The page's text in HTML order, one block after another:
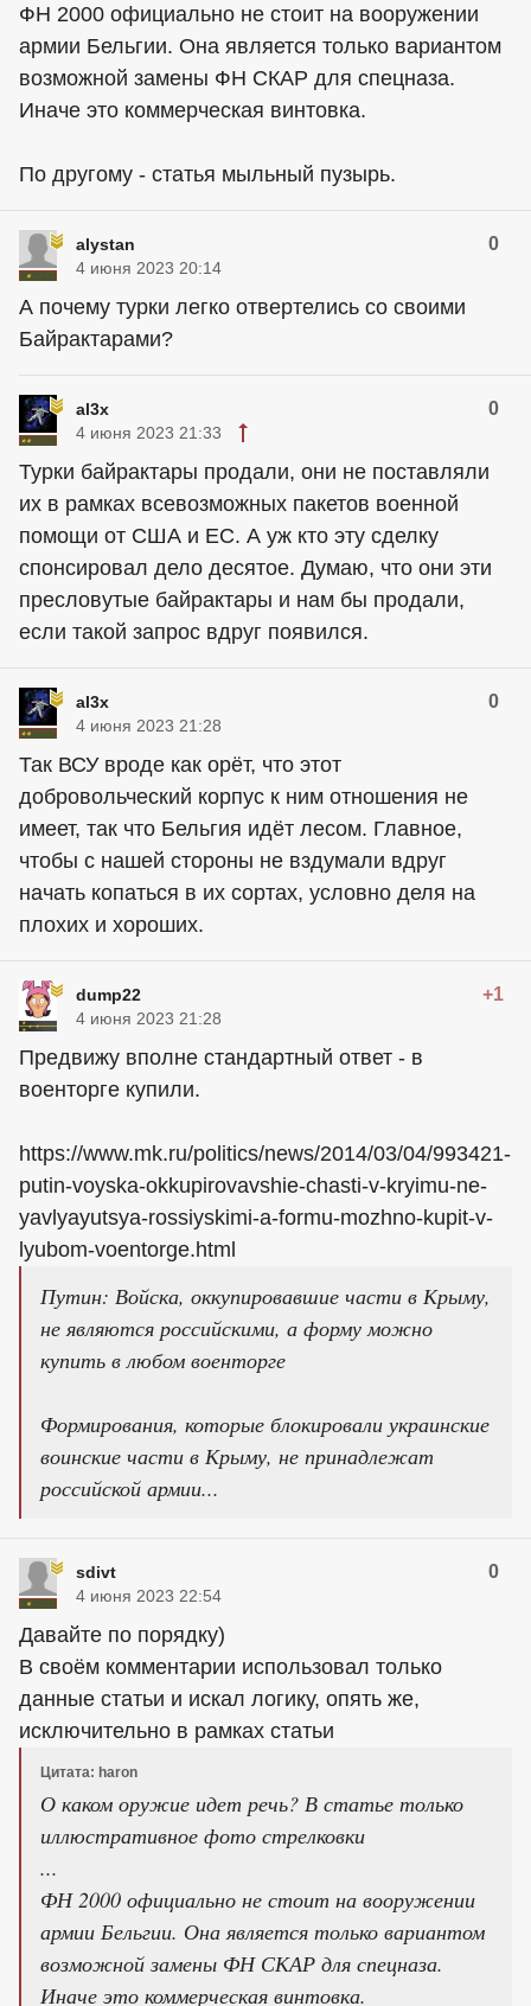
ФН 2000 официально не стоит на вооружении
армии Бельгии. Она является только вариантом
возможной замены ФН СКАР для спецназа.
Иначе это коммерческая винтовка.
По другому - статья мыльный пузырь.
alystan 0
4 июня 2023 20:14
А почему турки легко отвертелись со своими
Байрактарами?
al3x 0
4 июня 2023 21:33
Турки байрактары продали, они не поставляли
их в рамках всевозможных пакетов военной
помощи от США и ЕС. А уж кто эту сделку
спонсировал дело десятое. Думаю, что они эти
пресловутые байрактары и нам бы продали,
если такой запрос вдруг появился.
al3x 0
4 июня 2023 21:28
Так ВСУ вроде как орёт, что этот
добровольческий корпус к ним отношения не
имеет, так что Бельгия идёт лесом. Главное,
чтобы с нашей стороны не вздумали вдруг
начать копаться в их сортах, условно деля на
плохих и хороших.
dump22 +1
4 июня 2023 21:28
Предвижу вполне стандартный ответ - в
военторге купили.
https://www.mk.ru/politics/news/2014/03/04/993421-
putin-voyska-okkupirovavshie-chasti-v-kryimu-ne-
yavlyayutsya-rossiyskimi-a-formu-mozhno-kupit-v-
lyubom-voentorge.html
Путин: Войска, оккупировавшие части в Крыму,
не являются российскими, а форму можно
купить в любом военторге
Формирования, которые блокировали украинские
воинские части в Крыму, не принадлежат
российской армии...
sdivt 0
4 июня 2023 22:54
Давайте по порядку)
В своём комментарии использовал только
данные статьи и искал логику, опять же,
исключительно в рамках статьи
Цитата: haron
О каком оружие идет речь? В статье только
иллюстративное фото стрелковки
...
ФН 2000 официально не стоит на вооружении
армии Бельгии. Она является только вариантом
возможной замены ФН СКАР для спецназа.
Иначе это коммерческая винтовка.